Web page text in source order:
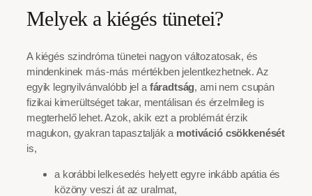
Melyek a kiégés tünetei?
A kiégés szindróma tünetei nagyon változatosak, és
mindenkinek más-más mértékben jelentkezhetnek. Az
egyik legnyilvánvalóbb jel a fáradtság, ami nem csupán
fizikai kimerültséget takar, mentálisan és érzelmileg is
megterhelő lehet. Azok, akik ezt a problémát érzik
magukon, gyakran tapasztalják a motiváció csökkenését
is,
a korábbi lelkesedés helyett egyre inkább apátia és
közöny veszi át az uralmat,